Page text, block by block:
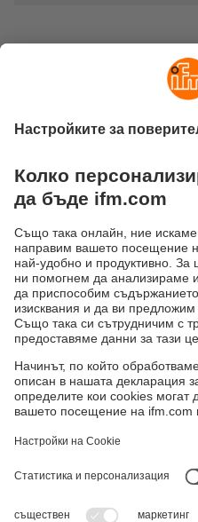
Капацитивни
Капацитивните сензори
регистриране на всякакви
индуктивните сензори,
метални предмети, с
регистрирани и неметални
Типични области на
дървопреработването,
стъкло, пластмаси,
и полупроводниковата